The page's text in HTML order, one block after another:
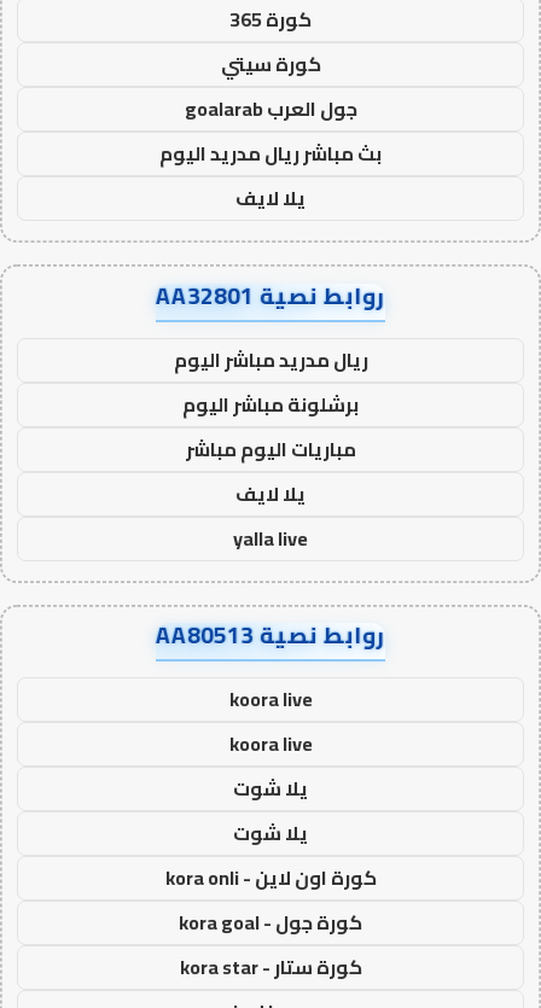
كورة 365
كورة سيتي
جول العرب goalarab
بث مباشر ريال مدريد اليوم
يلا لايف
روابط نصية AA32801
ريال مدريد مباشر اليوم
برشلونة مباشر اليوم
مباريات اليوم مباشر
يلا لايف
yalla live
روابط نصية AA80513
koora live
koora live
يلا شوت
يلا شوت
كورة اون لاين - kora onli
كورة جول - kora goal
كورة ستار - kora star